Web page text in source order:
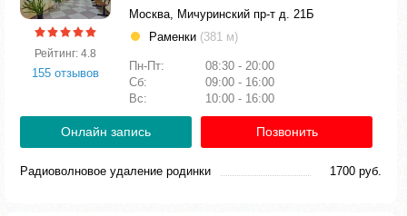
Рейтинг: 4.8
155 отзывов
Москва, Мичуринский пр-т д. 21Б
Раменки (381 м)
Пн-Пт:
08:30 - 20:00
Сб:
09:00 - 16:00
Вс:
10:00 - 16:00
Онлайн запись Позвонить
Радиоволновое удаление родинки 1700 руб.